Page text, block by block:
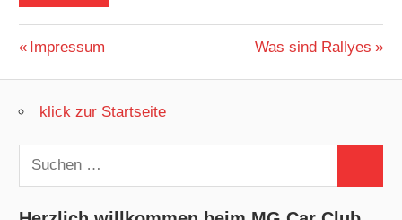
Beitragsnavigation
Vorheriger
Impressum
Nächster
Was sind Rallyes
klick zur Startseite
Suchen
nach: